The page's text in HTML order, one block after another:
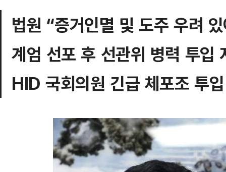
법원 “증거인멸 및 도주 우려
계엄 선포 후 선관위 병력 투입
HID 국회의원 긴급 체포조 투